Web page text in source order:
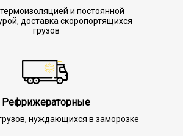
термоизоляцией и постоянной
доставка скоропортящихся
грузов
Рефрижераторные
нуждающихся в заморозке